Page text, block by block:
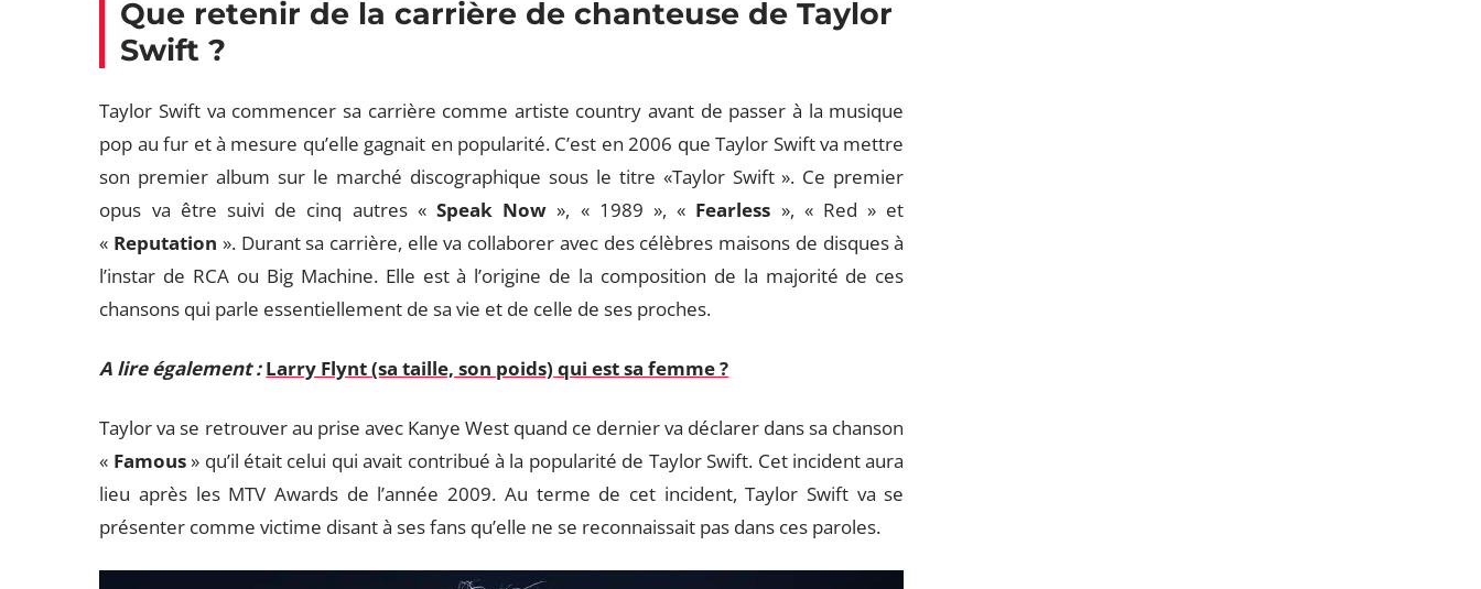
Que retenir de la carrière de chanteuse de Taylor
Swift ?
Taylor Swift va commencer sa carrière comme artiste country avant de passer à la musique
pop au fur et à mesure qu’elle gagnait en popularité. C’est en 2006 que Taylor Swift va mettre
son premier album sur le marché discographique sous le titre «Taylor Swift ». Ce premier
opus va être suivi de cinq autres « Speak Now », « 1989 », « Fearless », « Red » et
« Reputation ». Durant sa carrière, elle va collaborer avec des célèbres maisons de disques à
l’instar de RCA ou Big Machine. Elle est à l’origine de la composition de la majorité de ces
chansons qui parle essentiellement de sa vie et de celle de ses proches.
A lire également : Larry Flynt (sa taille, son poids) qui est sa femme ?
Taylor va se retrouver au prise avec Kanye West quand ce dernier va déclarer dans sa chanson
« Famous» qu’il était celui qui avait contribué à la popularité de Taylor Swift. Cet incident aura
lieu après les MTV Awards de l’année 2009. Au terme de cet incident, Taylor Swift va se
présenter comme victime disant à ses fans qu’elle ne se reconnaissait pas dans ces paroles.